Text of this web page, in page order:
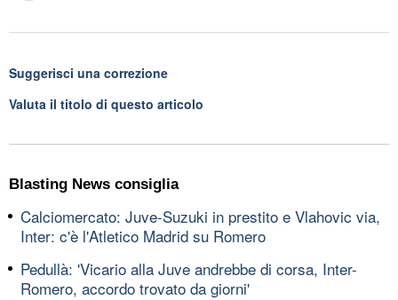
Suggerisci una correzione
Valuta il titolo di questo articolo
Blasting News consiglia
Calciomercato: Juve-Suzuki in prestito e Vlahovic via,
Inter: c'è l'Atletico Madrid su Romero
Pedullà: 'Vicario alla Juve andrebbe di corsa, Inter-
Romero, accordo trovato da giorni'